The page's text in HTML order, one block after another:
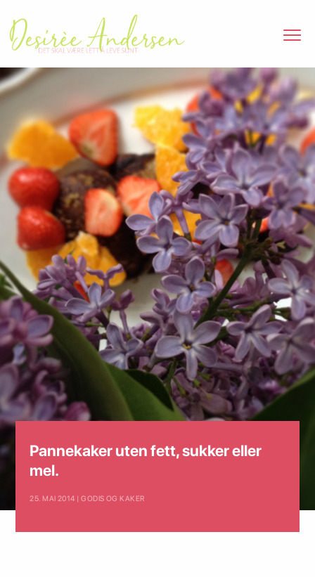
Pannekaker uten fett, sukker eller
mel.
25. MAI 2014 | GODIS OG KAKER